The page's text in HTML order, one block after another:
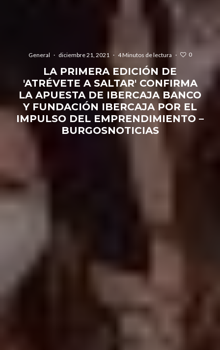
General · diciembre 21, 2021 · 4 Minutos de lectura · 0
LA PRIMERA EDICIÓN DE
'ATRÉVETE A SALTAR' CONFIRMA
LA APUESTA DE IBERCAJA BANCO
Y FUNDACIÓN IBERCAJA POR EL
IMPULSO DEL EMPRENDIMIENTO –
BURGOSNOTICIAS